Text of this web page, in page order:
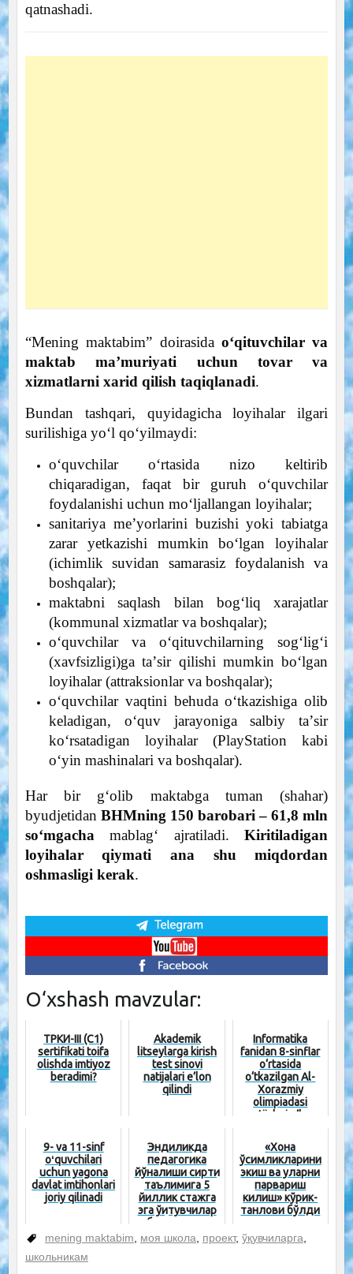
qatnashadi.
“Mening maktabim” doirasida oʻqituvchilar va
maktab maʼmuriyati uchun tovar va
xizmatlarni xarid qilish taqiqlanadi.
Bundan tashqari, quyidagicha loyihalar ilgari
surilishiga yoʻl qoʻyilmaydi:
oʻquvchilar oʻrtasida nizo keltirib
chiqaradigan, faqat bir guruh oʻquvchilar
foydalanishi uchun moʻljallangan loyihalar;
sanitariya meʼyorlarini buzishi yoki tabiatga
zarar yetkazishi mumkin boʻlgan loyihalar
(ichimlik suvidan samarasiz foydalanish va
boshqalar);
maktabni saqlash bilan bogʻliq xarajatlar
(kommunal xizmatlar va boshqalar);
oʻquvchilar va oʻqituvchilarning sogʻligʻi
(xavfsizligi)ga taʼsir qilishi mumkin boʻlgan
loyihalar (attraksionlar va boshqalar);
oʻquvchilar vaqtini behuda oʻtkazishiga olib
keladigan, oʻquv jarayoniga salbiy taʼsir
koʻrsatadigan loyihalar (PlayStation kabi
oʻyin mashinalari va boshqalar).
Har bir gʻolib maktabga tuman (shahar)
byudjetidan BHMning 150 barobari – 61,8 mln
soʻmgacha mablagʻ ajratiladi.Kiritiladigan
loyihalar qiymati ana shu miqdordan
oshmasligi kerak.
O‘xshash mavzular:
ТРКИ-III (C1)
sertifikati toifa
olishda imtiyoz
beradimi?
Akademik
litseylarga kirish
test sinovi
natijalari e’lon
qilindi
Informatika
fanidan 8-sinflar
o‘rtasida
o‘tkazilgan Al-
Xorazmiy
olimpiadasi
natijalari e’lon
9- va 11-sinf
oʻquvchilari
uchun yagona
davlat imtihonlari
joriy qilinadi
Эндиликда
педагогика
йўналиши сиртқи
таълимига 5
йиллик стажга
эга ўқитувчилар
қабул қилинади
«Хона
ўсимликларини
экиш ва уларни
парвариш
килиш» кўрик-
танлови бўлди
mening maktabim, моя школа, проект, ўқувчиларга,
школьникам